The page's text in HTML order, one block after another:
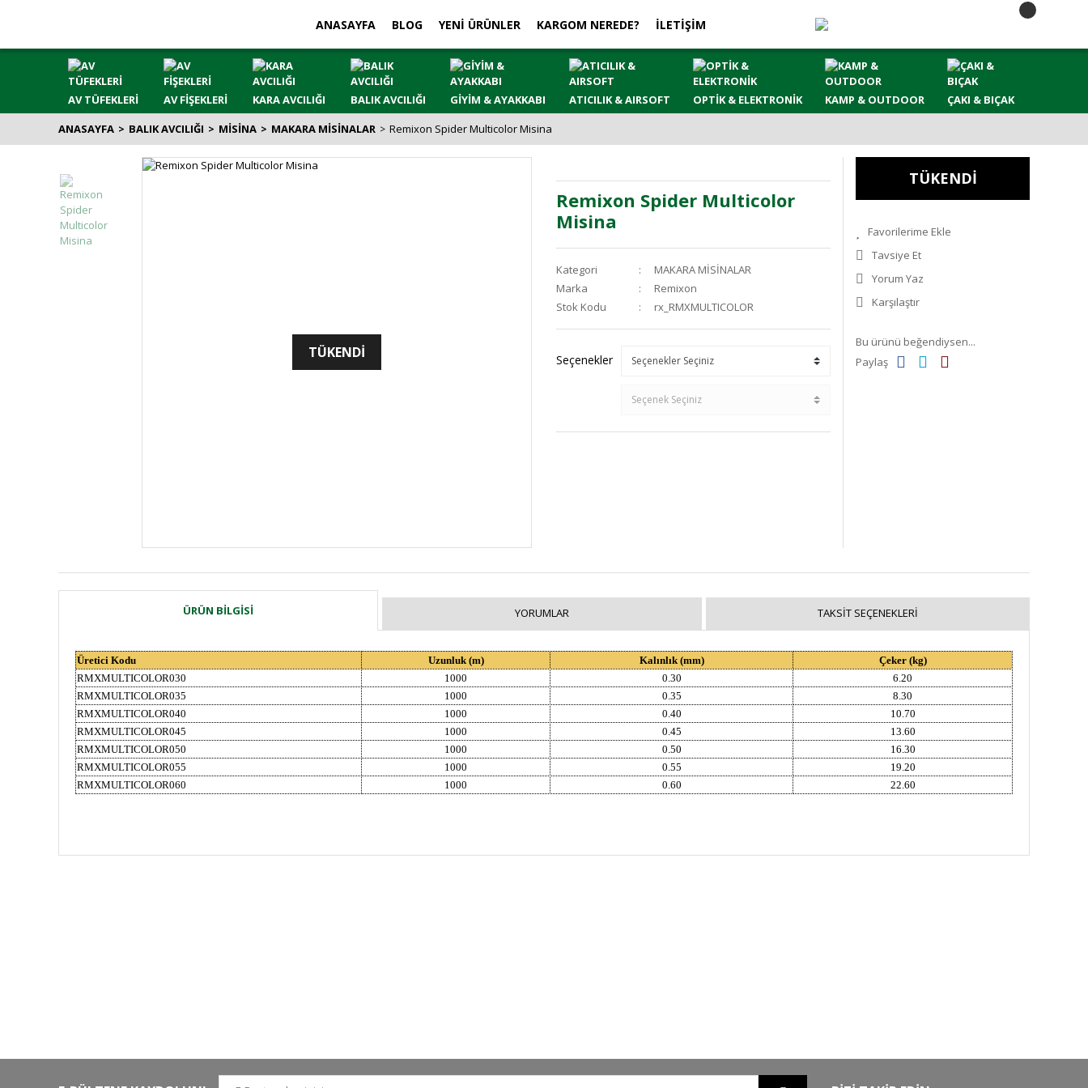
ANASAYFA BLOG YENİ ÜRÜNLER KARGOM NEREDE? İLETİŞİM
AV TÜFEKLERİ AV FİŞEKLERİ KARA AVCILIĞI BALIK AVCILIĞI GİYİM & AYAKKABI ATICILIK & AIRSOFT OPTİK & ELEKTRONİK KAMP & OUTDOOR
ÇAKI & BIÇAK
ANASAYFA
BALIK AVCILIĞI MİSİNA MAKARA MİSİNALAR Remixon Spider Multicolor Misina
TÜKENDİ
Remixon Spider Multicolor
Misina
Kategori
MAKARA MİSİNALAR
Marka
Remixon
Stok Kodu
rx_RMXMULTICOLOR
Seçenekler
TÜKENDİ
Tavsiye Et
Yorum Yaz
Karşılaştır
Bu ürünü beğendiysen...
Paylaş
ÜRÜN BILGISI YORUMLAR TAKSIT SEÇENEKLERI
Üretici Kodu Uzunluk (m) Kalınlık (mm)
Çeker (kg)
RMXMULTICOLOR030
1000 0.30
6.20
RMXMULTICOLOR035
1000 0.35
8.30
RMXMULTICOLOR040
1000 0.40
10.70
RMXMULTICOLOR045
1000 0.45
13.60
RMXMULTICOLOR050
1000 0.50
16.30
RMXMULTICOLOR055
1000 0.55
19.20
RMXMULTICOLOR060
1000 0.60 22.60